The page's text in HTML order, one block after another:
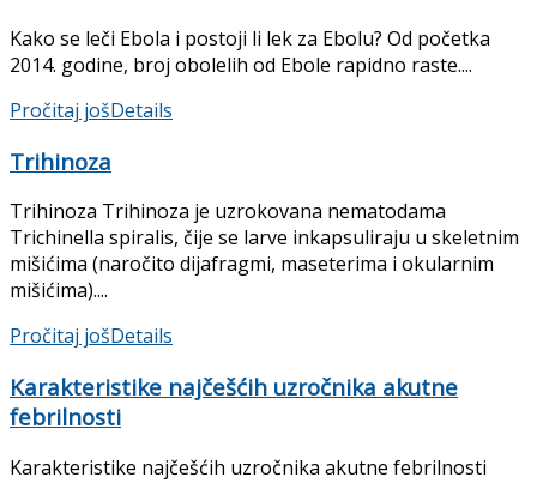
Kako se leči Ebola i postoji li lek za Ebolu? Od početka
2014. godine, broj obolelih od Ebole rapidno raste....
Pročitaj jošDetails
Trihinoza
Trihinoza Trihinoza je uzrokovana nematodama
Trichinella spiralis, čije se larve inkapsuliraju u skeletnim
mišićima (naročito dija­fragmi, maseterima i okularnim
mišićima)....
Pročitaj jošDetails
Karakteristike najčešćih uzročnika akutne
febrilnosti
Karakteristike najčešćih uzročnika akutne febrilnosti